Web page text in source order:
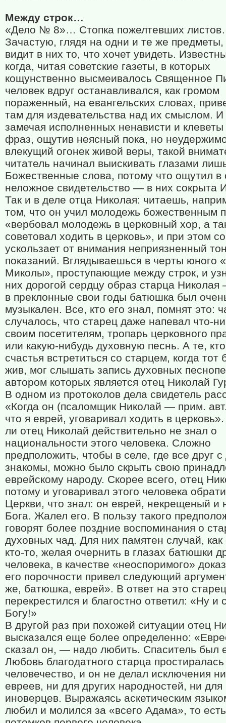
Между строк…
«Дело № 8»… Стопка пожелтевших
Зачастую, глядя на одни и те же
видит в них то, что хочет увидеть.
когда, читая советские газеты, в которых
кощунственно высмеивалось Священное
человек вдруг останавливался, как громом
пораженный, на евангельских словах,
там для издевательства над их смыслом.
замечая исполненных ненависти и
фраз, ощутив неясный пока, но
влекущий огонек живой веры, такой
читатель начинал выискивать глазами
Божественные слова, потому что ощутил в
неложное свидетельство — в них сокрыта
Так и в деле отца Николая: читаешь,
том, что он учил молодежь божественным
«вербовал молодежь в церковный хор, а
советовал ходить в церковь», и при этом
ускользает от внимания неприязненный
показаний. Вглядываешься в черты юного
Миколы», проступающие между строк, и
них дорогой сердцу образ старца
в преклонные свои годы батюшка был
музыкален. Все, кто его знал, помнят это:
случалось, что старец даже напевал что-
своим посетителям, тропарь церковного
или какую-нибудь духовную песнь. А те,
счастья встретиться со старцем, когда
жив, мог слышать запись духовных
автором которых является отец Николай
В одном из протоколов дела свидетель
«Когда он (псаломщик Николай — прим.
что я еврей, уговаривал ходить в
ли отец Николай действительно не знал о
национальности этого человека. Сложно
предположить, чтобы в селе, где все друг с
знакомы, можно было скрыть свою
еврейскому народу. Скорее всего, отец
потому и уговаривал этого человека
Церкви, что знал: он еврей, некрещеный и
Бога. Жалел его. В пользу такого
говорят более поздние воспоминания о
духовных чад. Для них памятен случай,
кто-то, желая очернить в глазах батюшки
человека, в качестве «неоспоримого»
его порочности привел следующий
же, батюшка, еврей». В ответ на это старец
перекрестился и благостно ответил: «Ну и
Богу!»
В другой раз при похожей ситуации отец
высказался еще более определенно:
сказал он, — надо любить. Спаситель был
Любовь благодатного старца
человечество, и он не делал исключения
евреев, ни для других народностей, ни для
иноверцев. Выражаясь аскетическим
любил и молился за «всего Адама», то